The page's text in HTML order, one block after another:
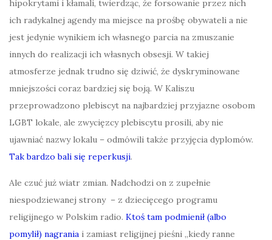
hipokrytami i kłamali, twierdząc, że forsowanie przez nich
ich radykalnej agendy ma miejsce na prośbę obywateli a nie
jest jedynie wynikiem ich własnego parcia na zmuszanie
innych do realizacji ich własnych obsesji. W takiej
atmosferze jednak trudno się dziwić, że dyskryminowane
mniejszości coraz bardziej się boją. W Kaliszu
przeprowadzono plebiscyt na najbardziej przyjazne osobom
LGBT lokale, ale zwycięzcy plebiscytu prosili, aby nie
ujawniać nazwy lokalu – odmówili także przyjęcia dyplomów.
Tak bardzo bali się reperkusji.
Ale czuć już wiatr zmian. Nadchodzi on z zupełnie
niespodziewanej strony – z dziecięcego programu
religijnego w Polskim radio. Ktoś tam podmienił (albo
pomylił) nagrania i zamiast religijnej pieśni „kiedy ranne